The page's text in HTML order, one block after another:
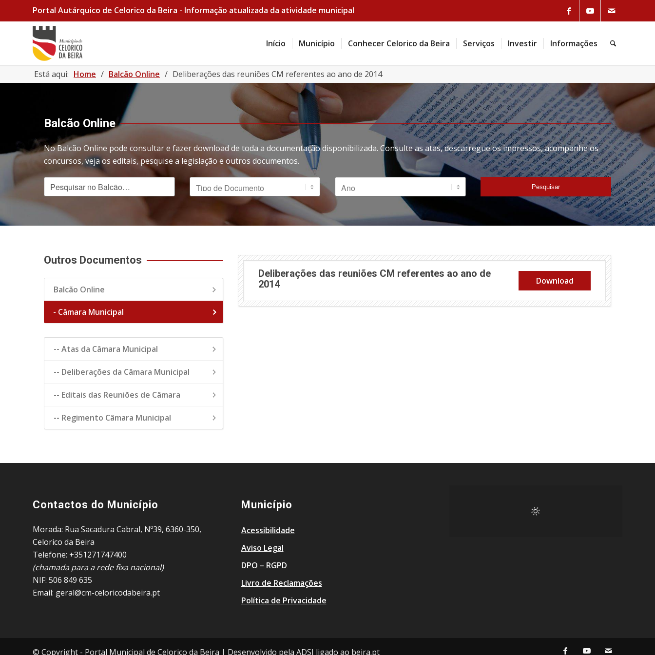
Portal Autárquico de Celorico da Beira - Informação atualizada da atividade municipal
Início Município Conhecer Celorico da Beira Serviços Investir Informações
Está aqui: Home / Balcão Online / Deliberações das reuniões CM referentes ao ano de 2014
Balcão Online
No Balcão Online pode consultar e fazer download de toda a documentação disponibilizada. Consulte as atas, descarregue os impressos, acompanhe os
concursos, veja os editais, pesquise a legislação e outros documentos.
Pesquisar no Balcão Tipo de Documento Ano Pesquisar
Outros Documentos
Balcão Online
- Câmara Municipal
-- Atas da Câmara Municipal
-- Deliberações da Câmara Municipal
-- Editais das Reuniões de Câmara
-- Regimento Câmara Municipal
Deliberações das reuniões CM referentes ao ano de
2014
Download
Contactos do Município
Morada: Rua Sacadura Cabral, Nº39, 6360-350,
Celorico da Beira
Telefone: +351271747400
(chamada para a rede fixa nacional)
NIF: 506 849 635
Email: geral@cm-celoricodabeira.pt
Município
Acessibilidade
Aviso Legal
DPO – RGPD
Livro de Reclamações
Política de Privacidade
© Copyright - Portal Municipal de Celorico da Beira | Desenvolvido pela ADSI ligado ao beira.pt